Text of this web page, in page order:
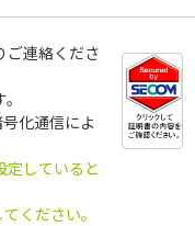
ご連絡くださ
化通信によ
定していると
ください。